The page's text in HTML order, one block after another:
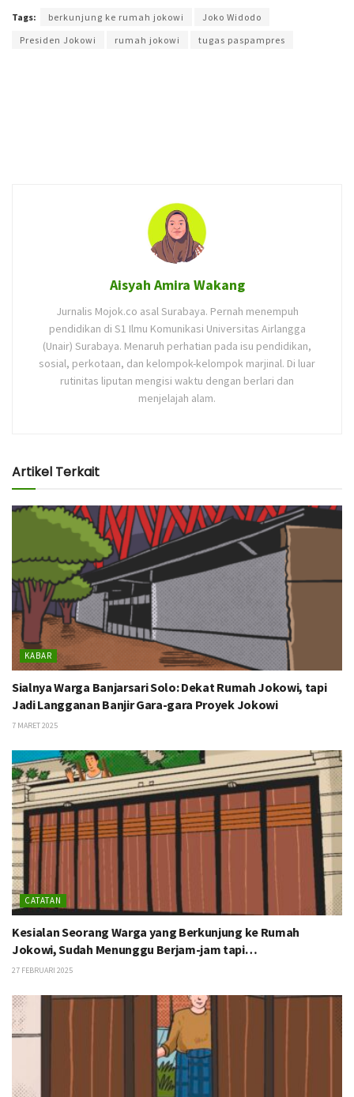
Tags: berkunjung ke rumah jokowi
Joko Widodo
Presiden Jokowi
rumah jokowi tugas paspampres
Aisyah Amira Wakang
Jurnalis Mojok.co asal Surabaya. Pernah menempuh
pendidikan di S1 Ilmu Komunikasi Universitas Airlangga
(Unair) Surabaya. Menaruh perhatian pada isu pendidikan,
sosial, perkotaan, dan kelompok-kelompok marjinal. Di luar
rutinitas liputan mengisi waktu dengan berlari dan
menjelajah alam.
Artikel Terkait
KABAR
Sialnya Warga Banjarsari Solo: Dekat Rumah Jokowi, tapi
Jadi Langganan Banjir Gara-gara Proyek Jokowi
7 MARET 2025
CATATAN
Kesialan Seorang Warga yang Berkunjung ke Rumah
Jokowi, Sudah Menunggu Berjam-jam tapi…
27 FEBRUARI 2025